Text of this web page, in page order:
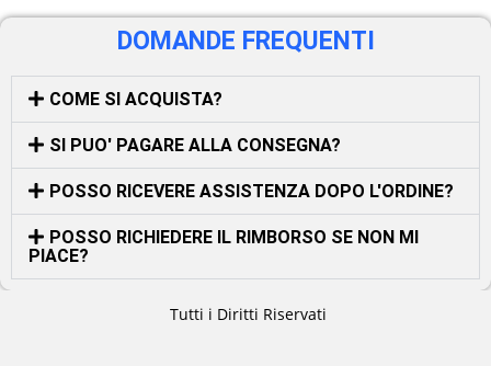
DOMANDE FREQUENTI
COME SI ACQUISTA?
SI PUO' PAGARE ALLA CONSEGNA?
POSSO RICEVERE ASSISTENZA DOPO L'ORDINE?
POSSO RICHIEDERE IL RIMBORSO SE NON MI
PIACE?
Tutti i Diritti Riservati